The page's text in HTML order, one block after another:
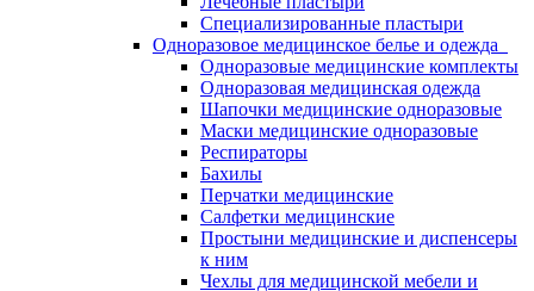
Специализированные пластыри
Одноразовое медицинское белье и одежда
Одноразовые медицинские комплекты
Одноразовая медицинская одежда
Шапочки медицинские одноразовые
Маски медицинские одноразовые
Респираторы
Бахилы
Перчатки медицинские
Салфетки медицинские
Простыни медицинские и диспенсеры
к ним
Чехлы для медицинской мебели и